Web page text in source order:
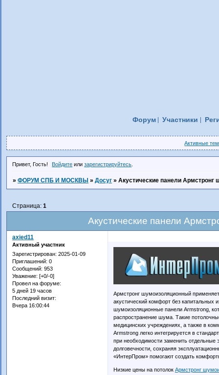
Форум Участники
Активные
Привет, Гость! Войдите илизарегистрируйтесь
» ФОРУМ СПБ И МОСКВЫ » Досуг » Акустические панели Армстронг
Акустические панели
Страница: 1
axied11
Активный участник
Зарегистрирован: 2025-01-09
Приглашений: 0
Сообщений: 953
Уважение: [+0/-0]
Провел на форуме:
5 дней 19 часов
Последний визит:
Вчера 16:00:44
Армстронг шумоизоляционный
акустический комфорт без капитальных
шумоизоляционные панели Armstrong,
распространение шума. Такие
медицинских учреждениях, а также в
Armstrong легко интегрируется в
при необходимости заменить отдельные
долговечности, сохраняя
«ИнтерПром» помогают создать
Низкие цены на потолок Армстронг